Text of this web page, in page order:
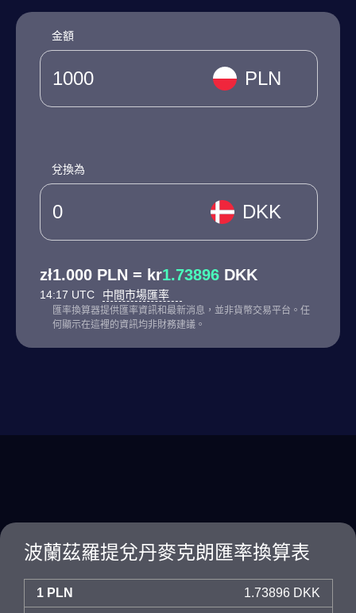
金額
PLN
兌換為
DKK
zł1.000 PLN = kr1.73896 DKK
14:17 UTC 中間市場匯率
匯率換算器提供匯率資訊和最新消息，並非貨幣交易平台。任
何顯示在這裡的資訊均非財務建議。
波蘭茲羅提兌丹麥克朗匯率換算表
1 PLN 1.73896 DKK